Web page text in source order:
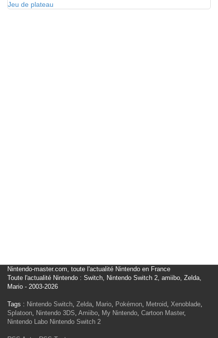
Jeu de plateau
Nintendo-master.com, toute l'actualité Nintendo en France
Toute l'actualité Nintendo : Switch, Nintendo Switch 2, amiibo, Zelda,
Mario - 2003-2026
Tags : Nintendo Switch, Zelda, Mario, Pokémon, Metroid, Xenoblade,
Splatoon, Nintendo 3DS, Amiibo, My Nintendo, Cartoon Master,
Nintendo Labo Nintendo Switch 2